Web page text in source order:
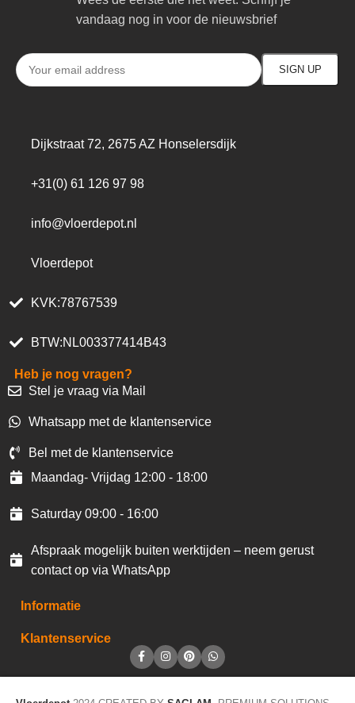
vandaag nog in voor de nieuwsbrief
Dijkstraat 72, 2675 AZ Honselersdijk
+31(0) 61 126 97 98
info@vloerdepot.nl
Vloerdepot
KVK:78767539
BTW:NL003377414B43
Heb je nog vragen?
Stel je vraag via Mail
Whatsapp met de klantenservice
Bel met de klantenservice
Maandag- Vrijdag 12:00 - 18:00
Saturday 09:00 - 16:00
Afspraak mogelijk buiten werktijden – neem gerust
contact op via WhatsApp
Informatie
Klantenservice